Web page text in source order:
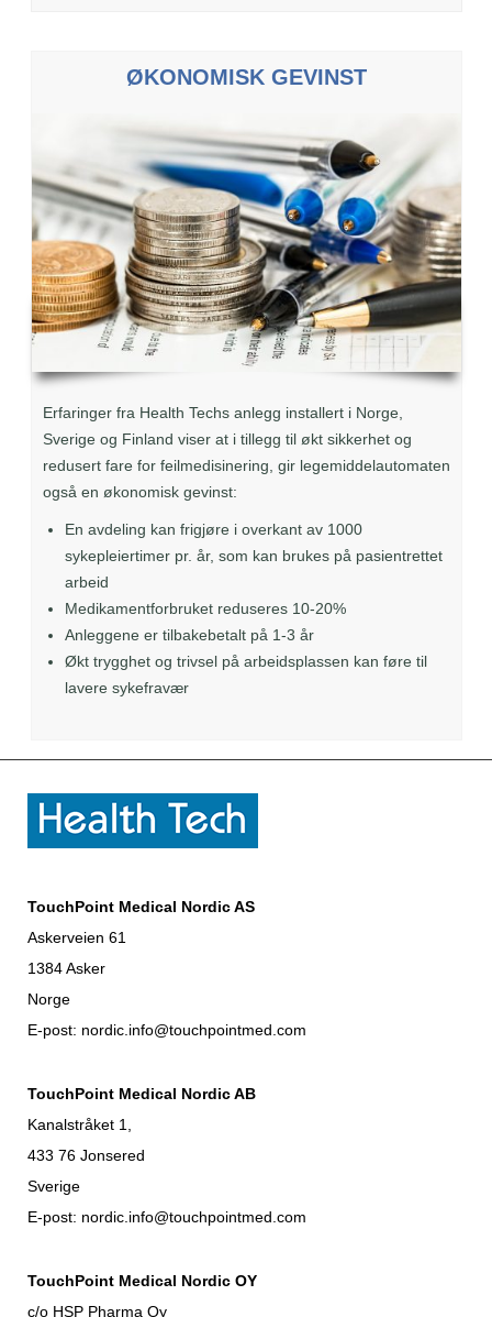
ØKONOMISK GEVINST
Erfaringer fra Health Techs anlegg installert i Norge,
Sverige og Finland viser at i tillegg til økt sikkerhet og
redusert fare for feilmedisinering, gir legemiddelautomaten
også en økonomisk gevinst:
En avdeling kan frigjøre i overkant av 1000
sykepleiertimer pr. år, som kan brukes på pasientrettet
arbeid
Medikamentforbruket reduseres 10-20%
Anleggene er tilbakebetalt på 1-3 år
Økt trygghet og trivsel på arbeidsplassen kan føre til
lavere sykefravær
TouchPoint Medical Nordic AS
Askerveien 61
1384 Asker
Norge
E-post: nordic.info@touchpointmed.com
TouchPoint Medical Nordic AB
Kanalstråket 1,
433 76 Jonsered
Sverige
E-post: nordic.info@touchpointmed.com
TouchPoint Medical Nordic OY
c/o HSP Pharma Oy